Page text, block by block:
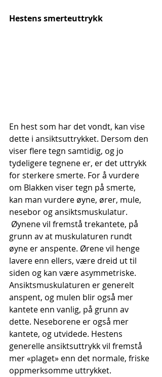
Hestens smerteuttrykk
En hest som har det vondt, kan vise
dette i ansiktsuttrykket. Dersom den
viser flere tegn samtidig, og jo
tydeligere tegnene er, er det uttrykk
for sterkere smerte. For å vurdere
om Blakken viser tegn på smerte,
kan man vurdere øyne, ører, mule,
nesebor og ansiktsmuskulatur.
Øynene vil fremstå trekantete, på
grunn av at muskulaturen rundt
øyne er anspente. Ørene vil henge
lavere enn ellers, være dreid ut til
siden og kan være asymmetriske.
Ansiktsmuskulaturen er generelt
anspent, og mulen blir også mer
kantete enn vanlig, på grunn av
dette. Neseborene er også mer
kantete, og utvidede. Hestens
generelle ansiktsuttrykk vil fremstå
mer «plaget» enn det normale, friske
oppmerksomme uttrykket.